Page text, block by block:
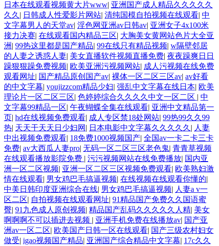
日本在线观看视频黄大片www| 亚洲国产成人精品久久久久久
久久 | 日韩成人性爱影片网站| 清纯国模自拍视频在线观看| 中
文字幕男人的天堂av| 淫色网亚洲av日韩av| 亚洲女子4x100米
接力决赛| 在线观看国内精品三区| 大胸美女黄网站色片大全亚
洲 | 99热这里都是国产精品| 99在线只有精品视频| w隔壁邻居
的人妻之诱惑人妻| 美女直播软件视频直播免费| 夜夜躁爽日日
躁狠狠躁免费视频| 欧美亚洲污视频网站| 成人污视频在线免费
观看网址| 国产精品原创国产av| 裸体一区二区三区av| av好看
的中文字幕| youjizzcom精品少妇| 强乱中文字幕在线日本| 欧美
理论片一区二区三区| 色婷婷综合久久久久中文一区二区 | 中
文字幕99精品一区| 午夜蝴蝶全集在线观看| 亚洲中文精品第一
页| hd在线视频免费观看| 成人专区禁18处网站| 99热99久久99
热| 天天干天天日少妇网 | 日本电影中文字幕久久久久久 | 人妻
中出视频免费观看| 18免费1000视频国产| 全国av一卡二卡三卡
免费| av大西瓜人妻pro| 无码一区二区三区老色鬼| 青青草视频
在线观看播放影院免费 | 污污视频网站在线免费播放| 国内亚
洲一区二区视频| 亚洲一区二区三区视频免费观看| 欧美熟妇激
情在线观看| 男女鸡巴毛搞逼视频| 在线视频在线观看你懂的|
中美日韩印度亚洲综合在线| 男女鸡巴毛搞逼视频| 人妻a v一
区二区| 自拍视频在线观看网址| 91精品国产免费久久国语蜜
臀| 91九色成人原创视频| 精品国产乱码久久久久久人精| 美女
啊啊啊不可以插进去视频 | 亚洲手机免费在线播放av| 国产亚
洲av一区二区| 欧美国产日韩一区在线观看| 国产三级农村妇女
做受| igao视频国产精品| 亚洲国产综合精品中文字幕| 17c久久